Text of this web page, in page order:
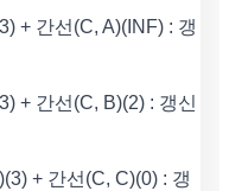
+ 간선(C, A)(INF) : 갱
+ 간선(C, B)(2) : 갱신
+ 간선(C, C)(0) : 갱